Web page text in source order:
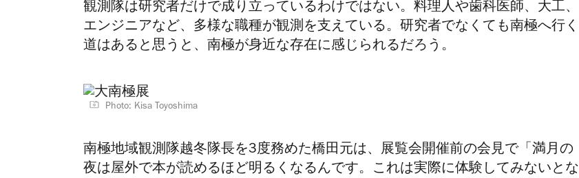
観測隊は研究者だけで成り立っているわけではない。料理人や歯科医師、大工、
エンジニアなど、多様な職種が観測を支えている。研究者でなくても南極へ行く
道はあると思うと、南極が身近な存在に感じられるだろう。
Photo: Kisa Toyoshima
南極地域観測隊越冬隊長を3度務めた橋田元は、展覧会開催前の会見で「満月の
夜は屋外で本が読めるほど明るくなるんです。これは実際に体験してみないとな